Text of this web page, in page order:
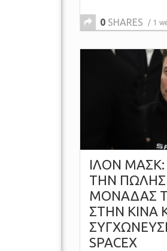
0 SHARES 1
ΙΛΟΝ ΜΑΣΚ:
ΤΗΝ
ΜΟΝΑΔΑΣ
ΣΤΗΝ ΚΙΝΑ
SPACEX